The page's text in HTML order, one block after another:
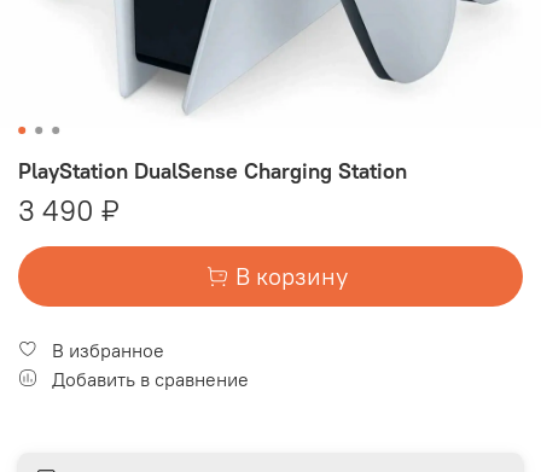
PlayStation DualSense Charging Station
3 490 ₽
В корзину
В избранное
Добавить в сравнение